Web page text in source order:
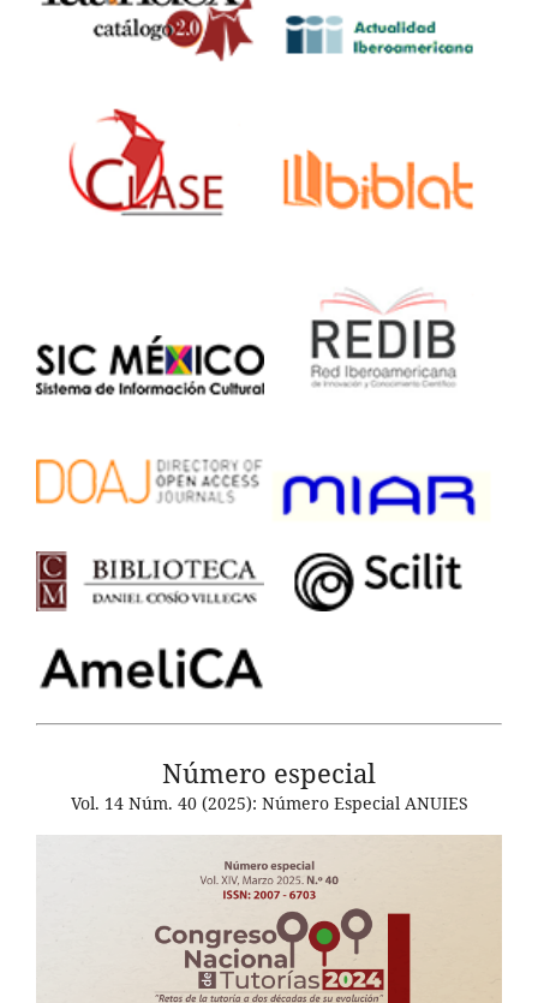
Número especial
Vol. 14 Núm. 40 (2025): Número Especial ANUIES